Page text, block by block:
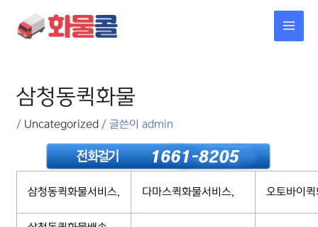
건너뛰기
삼청동퀵화물
/ Uncategorized / 글쓴이admin
삼청동퀵화물서비스, 다마스퀵화물서비스, 오토바이